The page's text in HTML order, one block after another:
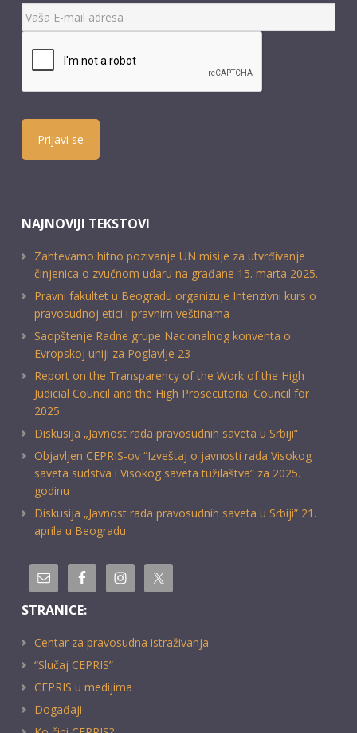
Prijavi se
NAJNOVIJI TEKSTOVI
Zahtevamo hitno pozivanje UN misije za utvrđivanje
činjenica o zvučnom udaru na građane 15. marta 2025.
Pravni fakultet u Beogradu organizuje Intenzivni kurs o
pravosudnoj etici i pravnim veštinama
Saopštenje Radne grupe Nacionalnog konventa o
Evropskoj uniji za Poglavlje 23
Report on the Transparency of the Work of the High
Judicial Council and the High Prosecutorial Council for
2025
Diskusija „Javnost rada pravosudnih saveta u Srbiji“
Objavljen CEPRIS-ov “Izveštaj o javnosti rada Visokog
saveta sudstva i Visokog saveta tužilaštva” za 2025.
godinu
Diskusija „Javnost rada pravosudnih saveta u Srbiji” 21.
aprila u Beogradu
STRANICE:
Centar za pravosudna istraživanja
“Slučaj CEPRIS”
CEPRIS u medijima
Događaji